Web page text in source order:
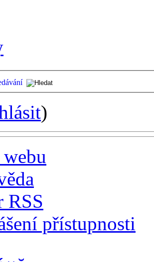
)
RSS
přístupnosti